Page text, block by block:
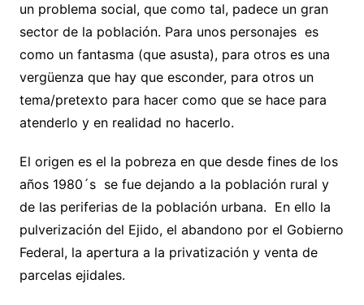
un problema social, que como tal, padece un gran
sector de la población. Para unos personajes es
como un fantasma (que asusta), para otros es una
vergüenza que hay que esconder, para otros un
tema/pretexto para hacer como que se hace para
atenderlo y en realidad no hacerlo.
El origen es el la pobreza en que desde fines de los
años 1980´s se fue dejando a la población rural y
de las periferias de la población urbana. En ello la
pulverización del Ejido, el abandono por el Gobierno
Federal, la apertura a la privatización y venta de
parcelas ejidales.